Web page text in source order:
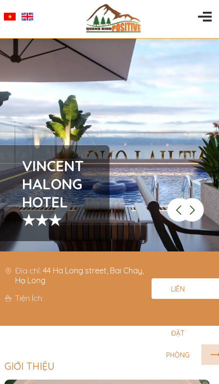
VINCENT
HALONG
HOTEL
★★★
Địa chỉ: 44 Ha Long street, Bai Chay,
Hạ Long
Tiện Ích:
LIÊN
ĐẶT
PHÒNG
GIỚI THIỆU